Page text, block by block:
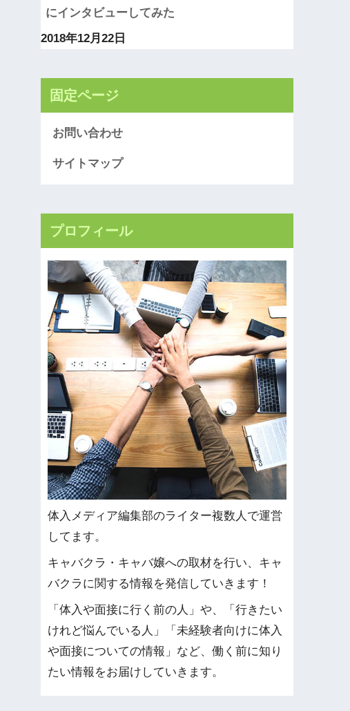
にインタビューしてみた
2018年12月22日
固定ページ
お問い合わせ
サイトマップ
プロフィール
体入メディア編集部のライター複数人で運営
してます。
キャバクラ・キャバ嬢への取材を行い、キャ
バクラに関する情報を発信していきます！
「体入や面接に行く前の人」や、「行きたい
けれど悩んでいる人」「未経験者向けに体入
や面接についての情報」など、働く前に知り
たい情報をお届けしていきます。